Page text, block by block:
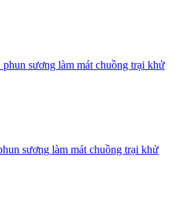
phun sương làm mát chuồng trại khử
sương làm mát chuồng trại khử